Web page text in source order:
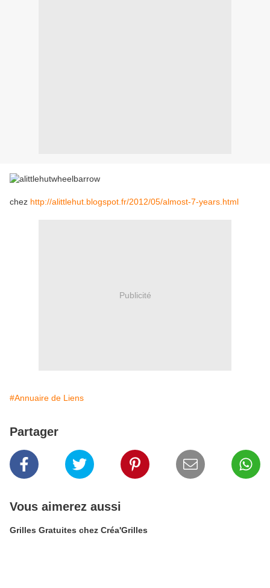
chez http://alittlehut.blogspot.fr/2012/05/almost-7-years.html
Publicité
#Annuaire de Liens
Partager
Vous aimerez aussi
Grilles Gratuites chez Créa'Grilles